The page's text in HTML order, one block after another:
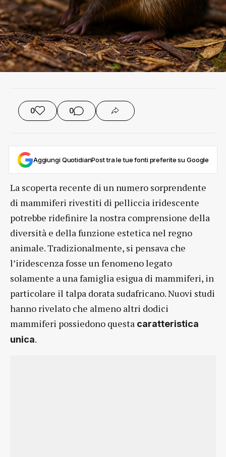
0 0
Aggiungi QuotidianPost tra le tue fonti preferite su Google
La scoperta recente di un numero sorprendente
di mammiferi rivestiti di pelliccia iridescente
potrebbe ridefinire la nostra comprensione della
diversità e della funzione estetica nel regno
animale. Tradizionalmente, si pensava che
l’iridescenza fosse un fenomeno legato
solamente a una famiglia esigua di mammiferi, in
particolare il talpa dorata sudafricano. Nuovi studi
hanno rivelato che almeno altri dodici
mammiferi possiedono questa caratteristica
unica.